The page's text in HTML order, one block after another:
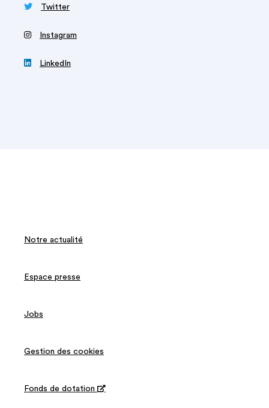
 Twitter
‍ Instagram
 LinkedIn
Notre actualité
Espace presse
Jobs
Gestion des cookies
Fonds de dotation 